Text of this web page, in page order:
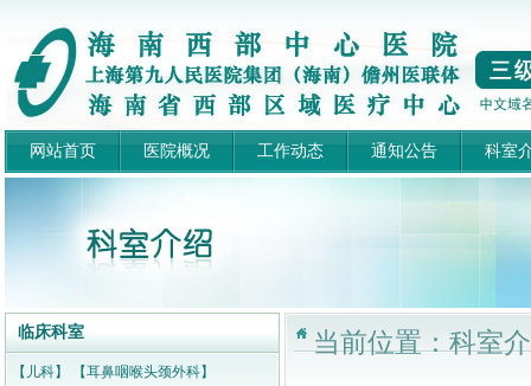
网站首页 医院概况 工作动态 通知公告 科室
临床科室
【儿科】
【耳鼻咽喉头颈外科】
当前位置：科室